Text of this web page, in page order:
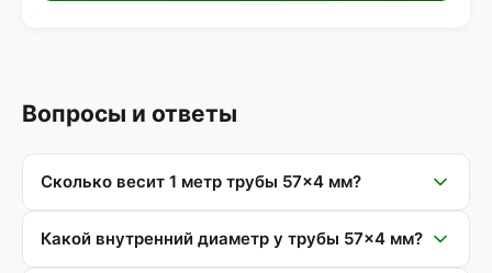
Вопросы и ответы
Сколько весит 1 метр трубы 57×4 мм?
Какой внутренний диаметр у трубы 57×4 мм?